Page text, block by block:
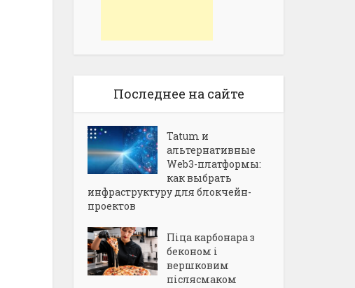
Последнее на сайте
Tatum и
альтернативные
Web3-платформы:
как выбрать
инфраструктуру для блокчейн-
проектов
Піца карбонара з
беконом і
вершковим
післясмаком